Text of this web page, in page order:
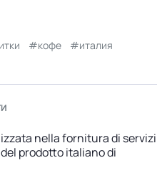
кофе
италия
nella fornitura di servizi
prodotto italiano di